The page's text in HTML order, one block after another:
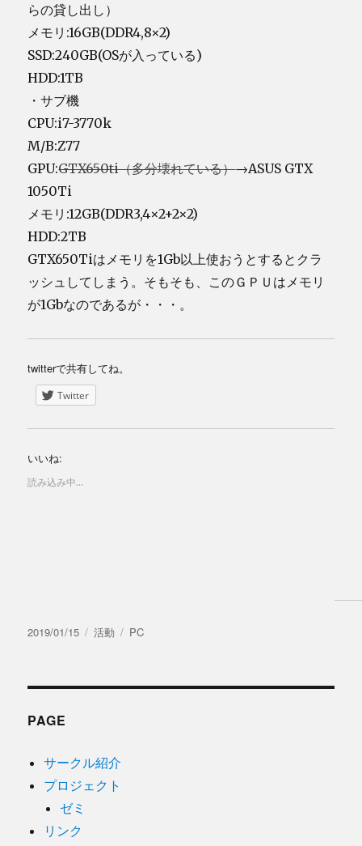
らの貸し出し）
メモリ:16GB(DDR4,8×2)
SSD:240GB(OSが入っている)
HDD:1TB
・サブ機
CPU:i7-3770k
M/B:Z77
GPU:GTX650ti（多分壊れている）→ASUS GTX
1050Ti
メモリ:12GB(DDR3,4×2+2×2)
HDD:2TB
GTX650Tiはメモリを1Gb以上使おうとするとクラ
ッシュしてしまう。そもそも、このＧＰＵはメモリ
が1Gbなのであるが・・・。
twitterで共有してね。
Twitter
いいね:
読み込み中...
投
2019/01/15
カ
リ
活動
タ
PC
PAGE
サークル紹介
プロジェクト
ゼミ
リンク